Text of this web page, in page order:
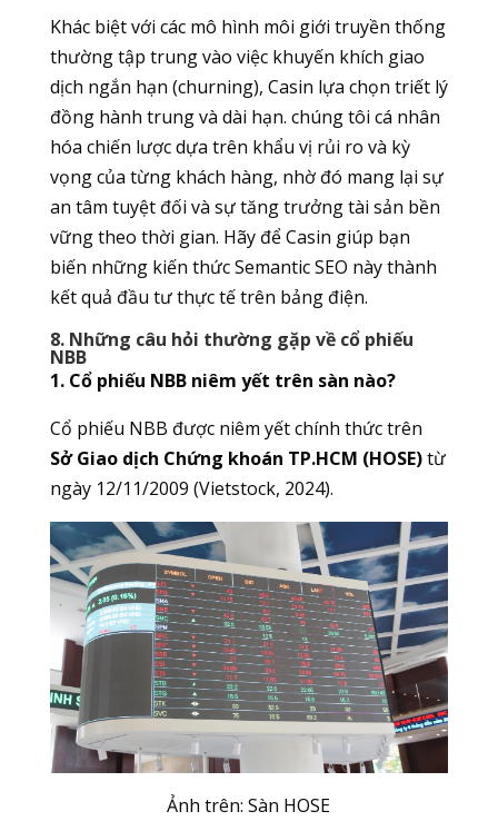
Khác biệt với các mô hình môi giới truyền thống
thường tập trung vào việc khuyến khích giao
dịch ngắn hạn (churning), Casin lựa chọn triết lý
đồng hành trung và dài hạn. chúng tôi cá nhân
hóa chiến lược dựa trên khẩu vị rủi ro và kỳ
vọng của từng khách hàng, nhờ đó mang lại sự
an tâm tuyệt đối và sự tăng trưởng tài sản bền
vững theo thời gian. Hãy để Casin giúp bạn
biến những kiến thức Semantic SEO này thành
kết quả đầu tư thực tế trên bảng điện.
8. Những câu hỏi thường gặp về cổ phiếu
NBB
1. Cổ phiếu NBB niêm yết trên sàn nào?
Cổ phiếu NBB được niêm yết chính thức trên
Sở Giao dịch Chứng khoán TP.HCM (HOSE)từ
ngày 12/11/2009 (Vietstock, 2024).
Ảnh trên: Sàn HOSE